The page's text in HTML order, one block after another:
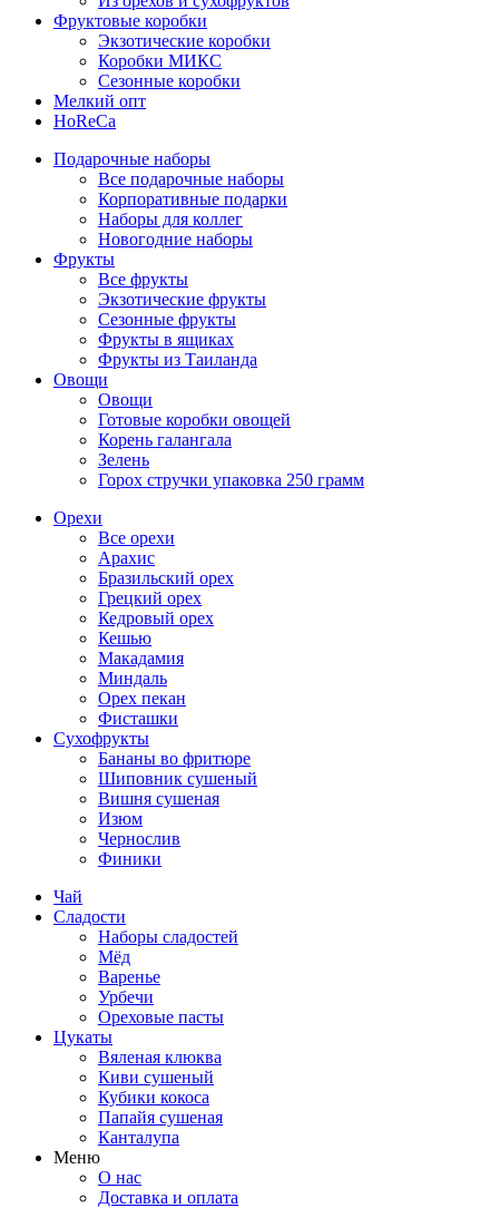
Фруктовые коробки
Экзотические коробки
Коробки МИКС
Сезонные коробки
Мелкий опт
HoReCa
Подарочные наборы
Все подарочные наборы
Корпоративные подарки
Наборы для коллег
Новогодние наборы
Фрукты
Все фрукты
Экзотические фрукты
Сезонные фрукты
Фрукты в ящиках
Фрукты из Таиланда
Овощи
Овощи
Готовые коробки овощей
Корень галангала
Зелень
Горох стручки упаковка 250 грамм
Орехи
Все орехи
Арахис
Бразильский орех
Грецкий орех
Кедровый орех
Кешью
Макадамия
Миндаль
Орех пекан
Фисташки
Сухофрукты
Бананы во фритюре
Шиповник сушеный
Вишня сушеная
Изюм
Чернослив
Финики
Чай
Сладости
Наборы сладостей
Мёд
Варенье
Урбечи
Ореховые пасты
Цукаты
Вяленая клюква
Киви сушеный
Кубики кокоса
Папайя сушеная
Канталупа
Меню
О нас
Доставка и оплата